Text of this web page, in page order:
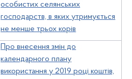
особистих селянських
господарств, в яких утримується
не менше трьох корів
Про внесення змін до
календарного плану
використання у 2019 році коштів,